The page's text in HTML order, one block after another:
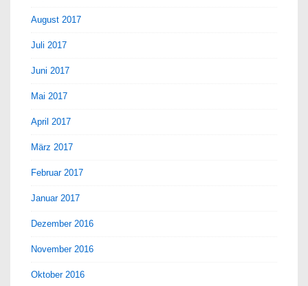
August 2017
Juli 2017
Juni 2017
Mai 2017
April 2017
März 2017
Februar 2017
Januar 2017
Dezember 2016
November 2016
Oktober 2016